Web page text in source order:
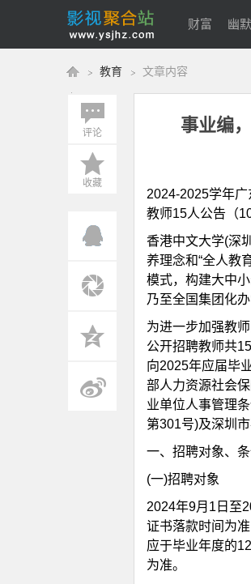
财富 幽默
教育 文章内容
事业编
2024-2025学年
教师15人公告（
香港中文大学(深
养理念和“全人教
模式，构建大中
乃至全国集团化办
为进一步加强教
公开招聘教师共
向2025年应届毕
部人力资源社会
业单位人事管理
第301号)及深圳
一、招聘对象、
(一)招聘对象
2024年9月1日至
证书落款时间为
应于毕业年度的
为准。
评论
收藏